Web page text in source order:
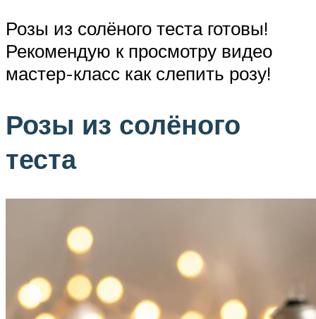
Розы из солёного теста готовы!
Рекомендую к просмотру видео
мастер-класс как слепить розу!
Розы из солёного
теста